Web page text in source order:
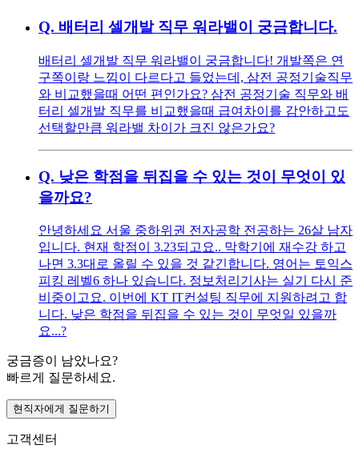
Q. 배터리 셀개발 직무 워라밸이 궁금합니다.
배터리 셀개발 직무 워라밸이 궁금합니다! 개발쪽은 연
구쪽이랑 느낌이 다르다고 들었는데, 삼전 공정기술직무
와 비교했을때 어떤 편인가요? 삼전 공정기술 직무와 배
터리 셀개발 직무를 비교했을때 급여차이를 감안하고도
선택할만큼 워라밸 차이가 크진 않은가요?
Q. 낮은 학점을 뒤집을 수 있는 것이 무엇이 있
을까요?
안녕하세요 서울 중하위권 전자공학 전공하는 26살 남자
입니다. 현재 학점이 3.23되고요.. 막학기에 재수강 하고
나면 3.3대로 올릴 수 있을 것 같긴합니다. 영어는 토익스
피킹 레벨6 하나 있습니다. 정보처리기사는 실기 다시 준
비중이고요. 이번에 KT IT컨설팅 직무에 지원하려고 합
니다. 낮은 학점을 뒤집을 수 있는 것이 무엇일 있을까
요...?
궁금증이 남았나요?
빠르게 질문하세요.
현직자에게 질문하기
고객센터